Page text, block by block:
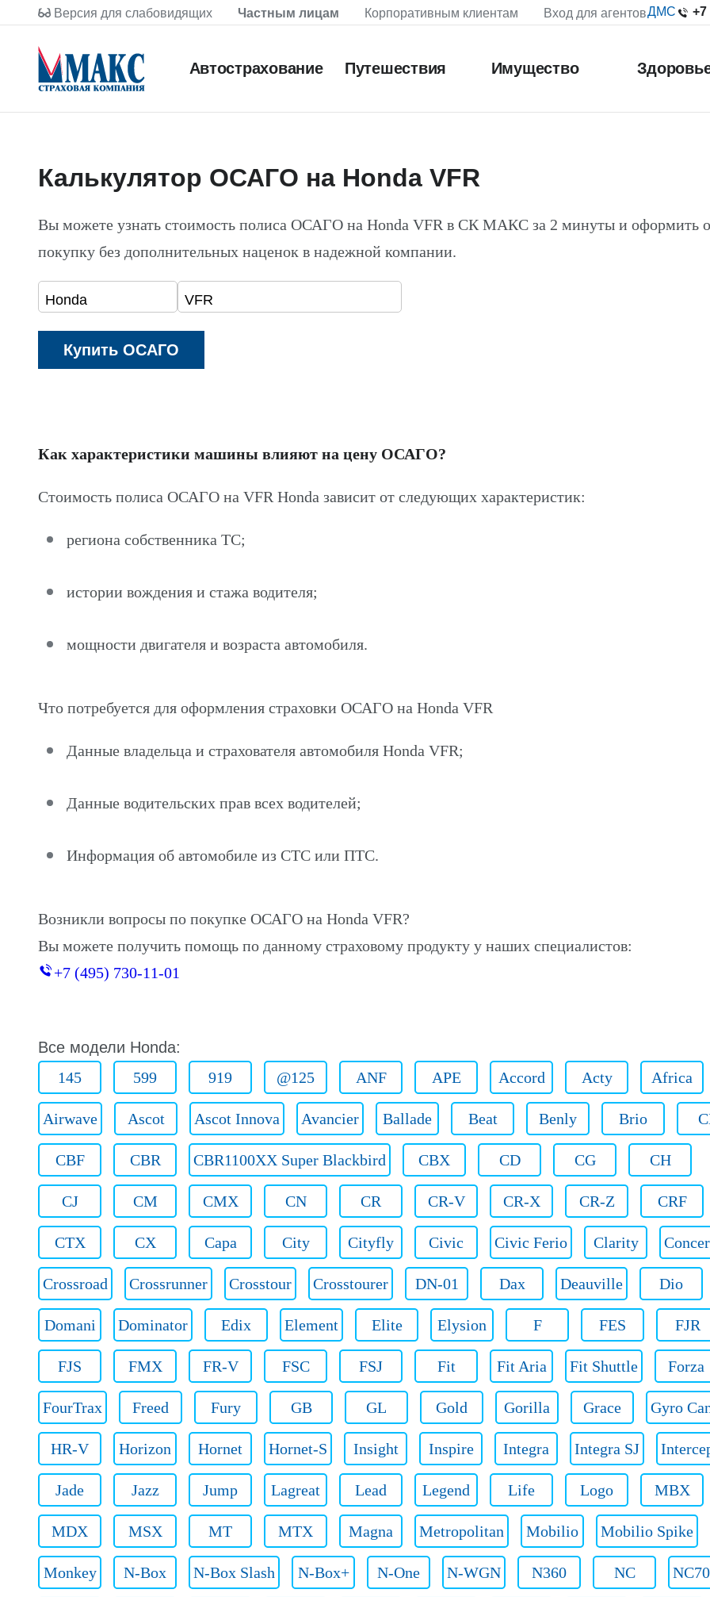
Версия для слабовидящих Частным лицам Корпоративным клиентам Вход для агентовДМС +7
Автострахование Путешествия Имущество
Калькулятор ОСАГО на Honda VFR
Вы можете узнать стоимость полиса ОСАГО на Honda VFR в СК МАКС за 2 минуты и оформить
покупку без дополнительных наценок в надежной компании.
Как характеристики машины влияют на цену ОСАГО?
Стоимость полиса ОСАГО на VFR Honda зависит от следующих характеристик:
региона собственника ТС;
истории вождения и стажа водителя;
мощности двигателя и возраста автомобиля.
Что потребуется для оформления страховки ОСАГО на Honda VFR
Данные владельца и страхователя автомобиля Honda VFR;
Данные водительских прав всех водителей;
Информация об автомобиле из СТС или ПТС.
Возникли вопросы по покупке ОСАГО на Honda VFR?
Вы можете получить помощь по данному страховому продукту у наших специалистов:
+7 (495) 730-11-01
Все модели Honda:
145
599 919 @125 ANF APE Accord Acty Africa
Airwave Ascot Ascot Innova Avancier Ballade Beat Benly Brio
CBF CBR CBR1100XX Super Blackbird CBX CD CG CH
CJ CM CMX CN CR CR-V CR-X CR-Z CRF
CTX CX Capa City Cityfly Civic Civic Ferio Clarity
Crossroad Crossrunner Crosstour Crosstourer DN-01 Dax Deauville Dio
Domani Dominator Edix Element Elite Elysion F FES FJR
FJS FMX FR-V FSC FSJ Fit Fit Aria Fit Shuttle Forza
FourTrax Freed Fury GB GL Gold Gorilla Grace Gyro
HR-V Horizon Hornet Hornet-S Insight Inspire Integra Integra SJ
Jade Jazz Jump Lagreat Lead Legend Life Logo MBX
MDX MSX MT MTX Magna Metropolitan Mobilio Mobilio Spike
Monkey N-Box N-Box Slash N-Box+ N-One N-WGN N360 NC